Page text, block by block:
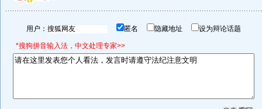
用户： 匿名 隐藏地址 设为辩论话题
*搜狗拼音输入法，中文处理专家>>